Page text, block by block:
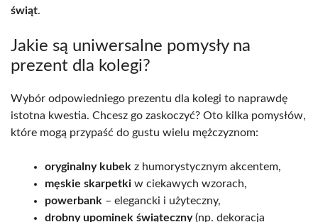
świąt.
Jakie są uniwersalne pomysły na
prezent dla kolegi?
Wybór odpowiedniego prezentu dla kolegi to naprawdę
istotna kwestia. Chcesz go zaskoczyć? Oto kilka pomysłów,
które mogą przypaść do gustu wielu mężczyznom:
oryginalny kubek z humorystycznym akcentem,
męskie skarpetki w ciekawych wzorach,
powerbank – elegancki i użyteczny,
drobny upominek świąteczny(np. dekoracja